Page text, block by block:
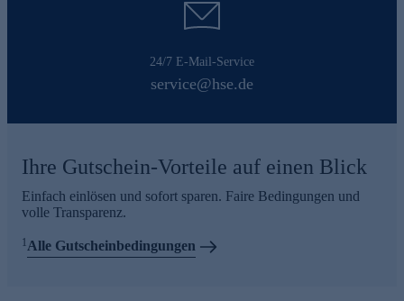
24/7 E-Mail-Service
service@hse.de
Ihre Gutschein-Vorteile auf einen Blick
Einfach einlösen und sofort sparen. Faire Bedingungen und
volle Transparenz.
1Alle Gutscheinbedingungen